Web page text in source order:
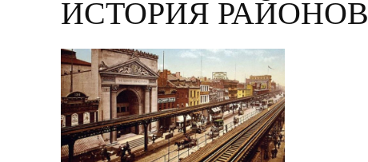
ИСТОРИЯ РАЙОНОВ